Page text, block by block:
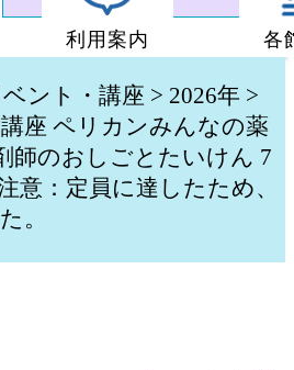
予約
索
索
利用案内
図書館利用案内
移動図書館「ぶっく
各
ベント・講座 > 2026年 >
座 ペリカンみんなの薬
師のおしごとたいけん 7
意：定員に達したため、
。